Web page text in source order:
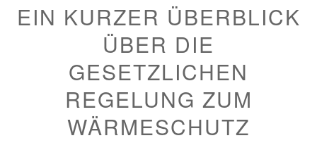
EIN KURZER ÜBERBLICK
ÜBER DIE
GESETZLICHEN
REGELUNG ZUM
WÄRMESCHUTZ